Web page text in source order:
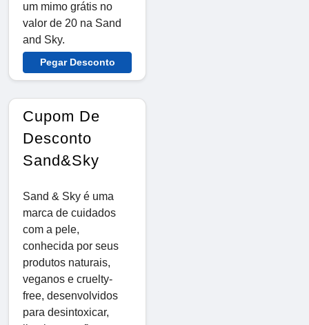
um mimo grátis no
valor de 20 na Sand
and Sky.
Pegar Desconto
Cupom De
Desconto
Sand&Sky
Sand & Sky é uma
marca de cuidados
com a pele,
conhecida por seus
produtos naturais,
veganos e cruelty-
free, desenvolvidos
para desintoxicar,